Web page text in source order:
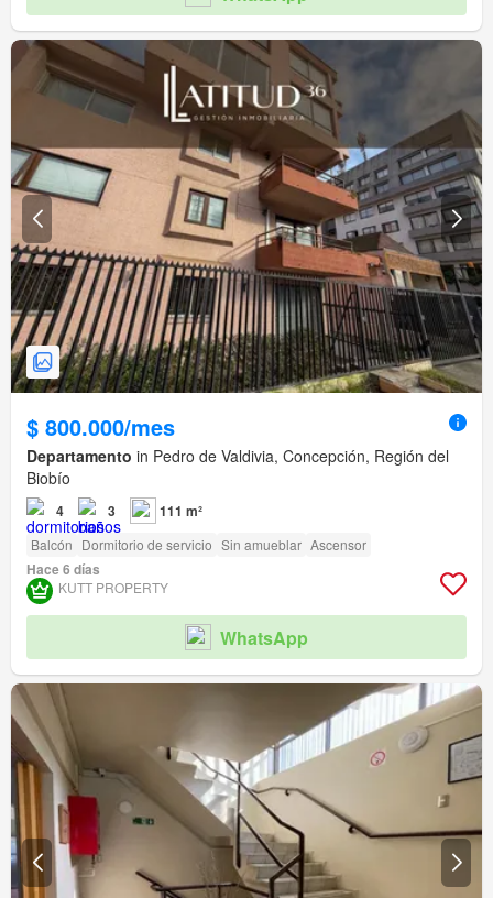
$ 800.000/mes
Departamento in Pedro de Valdivia, Concepción, Región del
Biobío
4 3 111 m²
Balcón Dormitorio de servicio Sin amueblar Ascensor
Hace 6 días
KUTT PROPERTY
WhatsApp